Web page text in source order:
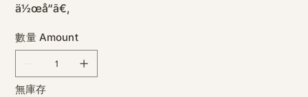
ä½œå“ã€‚
數量 Amount
無庫存